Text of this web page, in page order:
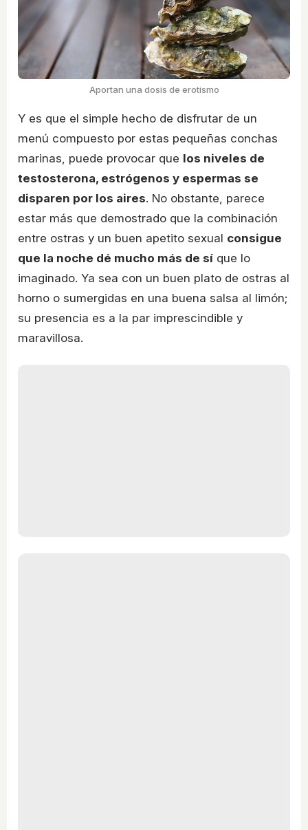
Aportan una dosis de erotismo
Y es que el simple hecho de disfrutar de un
menú compuesto por estas pequeñas conchas
marinas, puede provocar que los niveles de
testosterona, estrógenos y espermas se
disparen por los aires. No obstante, parece
estar más que demostrado que la combinación
entre ostras y un buen apetito sexual consigue
que la noche dé mucho más de sí que lo
imaginado. Ya sea con un buen plato de ostras al
horno o sumergidas en una buena salsa al limón;
su presencia es a la par imprescindible y
maravillosa.